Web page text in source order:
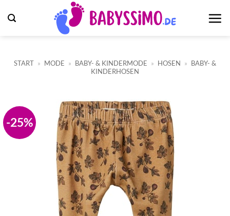
Inhalt
START » MODE » BABY- & KINDERMODE » HOSEN » BABY- &
KINDERHOSEN
-25%